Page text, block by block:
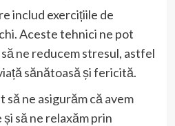
includ exercițiile de
Aceste tehnici ne pot
ne reducem stresul, astfel
sănătoasă și fericită.
ne asigurăm că avem
să ne relaxăm prin